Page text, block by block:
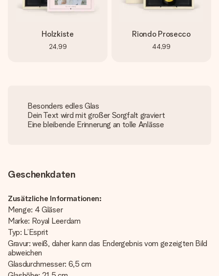
Holzkiste
24,99
Riondo Prosecco
44,99
Besonders edles Glas
Dein Text wird mit großer Sorgfalt graviert
Eine bleibende Erinnerung an tolle Anlässe
Geschenkdaten
Zusätzliche Informationen:
Menge: 4 Gläser
Marke: Royal Leerdam
Typ: L’Esprit
Gravur: weiß, daher kann das Endergebnis vom gezeigten Bild
abweichen
Glasdurchmesser: 6,5 cm